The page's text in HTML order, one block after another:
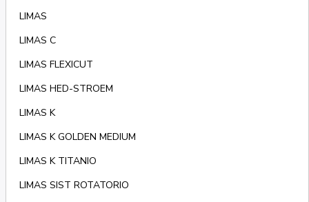
LIMAS
LIMAS C
LIMAS FLEXICUT
LIMAS HED-STROEM
LIMAS K
LIMAS K GOLDEN MEDIUM
LIMAS K TITANIO
LIMAS SIST ROTATORIO